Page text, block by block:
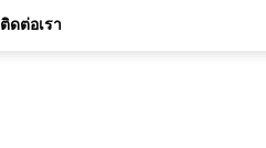
ติดต่อเรา